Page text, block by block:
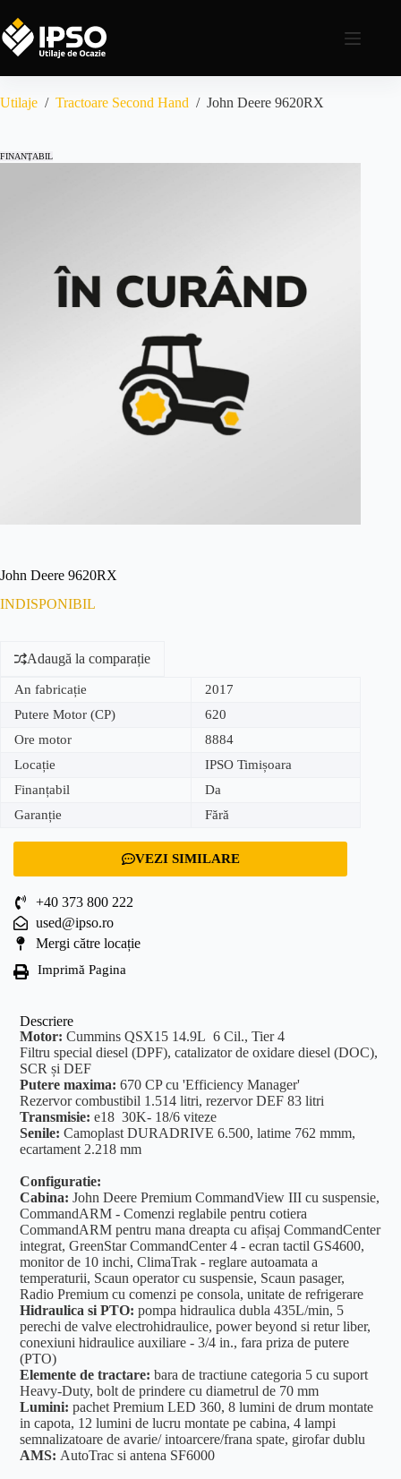
Utilaje / Tractoare Second Hand / John Deere 9620RX
FINANȚABIL
John Deere 9620RX
INDISPONIBIL
Adaugă la comparație
An fabricație
2017
Putere Motor (CP)
620
Ore motor
8884
Locație
IPSO Timișoara
Finanțabil
Da
Garanție
Fără
VEZI SIMILARE
+40 373 800 222
used@ipso.ro
Mergi către locație
Imprimă Pagina
Descriere
Motor:Cummins QSX15 14.9L 6 Cil., Tier 4
Filtru special diesel (DPF), catalizator de oxidare diesel (DOC),
SCR și DEF
Putere maxima:670 CP cu 'Efficiency Manager'
Rezervor combustibil 1.514 litri, rezervor DEF 83 litri
Transmisie:e18 30K- 18/6 viteze
Senile:Camoplast DURADRIVE 6.500, latime 762 mmm,
ecartament 2.218 mm
Configuratie:
Cabina:John Deere Premium CommandView III cu suspensie,
CommandARM - Comenzi reglabile pentru cotiera
CommandARM pentru mana dreapta cu afișaj CommandCenter
integrat, GreenStar CommandCenter 4 - ecran tactil GS4600,
monitor de 10 inchi, ClimaTrak - reglare autoamata a
temperaturii, Scaun operator cu suspensie, Scaun pasager,
Radio Premium cu comenzi pe consola, unitate de refrigerare
Hidraulica si PTO: pompa hidraulica dubla 435L/min, 5
perechi de valve electrohidraulice, power beyond si retur liber,
conexiuni hidraulice auxiliare - 3/4 in., fara priza de putere
(PTO)
Elemente de tractare:bara de tractiune categoria 5 cu suport
Heavy-Duty, bolt de prindere cu diametrul de 70 mm
Lumini:pachet Premium LED 360, 8 lumini de drum montate
in capota, 12 lumini de lucru montate pe cabina, 4 lampi
semnalizatoare de avarie/ intoarcere/frana spate, girofar dublu
AMS: AutoTrac si antena SF6000